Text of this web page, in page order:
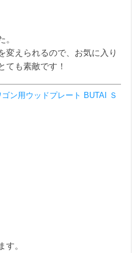
変えられるので、お気に入り
ても素敵です！
ン用ウッドプレート BUTAI Ｓ
。